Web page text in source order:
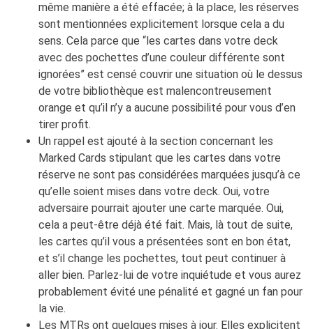
même manière a été effacée; à la place, les réserves
sont mentionnées explicitement lorsque cela a du
sens. Cela parce que “les cartes dans votre deck
avec des pochettes d’une couleur différente sont
ignorées” est censé couvrir une situation où le dessus
de votre bibliothèque est malencontreusement
orange et qu’il n’y a aucune possibilité pour vous d’en
tirer profit.
Un rappel est ajouté à la section concernant les
Marked Cards stipulant que les cartes dans votre
réserve ne sont pas considérées marquées jusqu’à ce
qu’elle soient mises dans votre deck. Oui, votre
adversaire pourrait ajouter une carte marquée. Oui,
cela a peut-être déjà été fait. Mais, là tout de suite,
les cartes qu’il vous a présentées sont en bon état,
et s’il change les pochettes, tout peut continuer à
aller bien. Parlez-lui de votre inquiétude et vous aurez
probablement évité une pénalité et gagné un fan pour
la vie.
Les MTRs ont quelques mises à jour. Elles explicitent